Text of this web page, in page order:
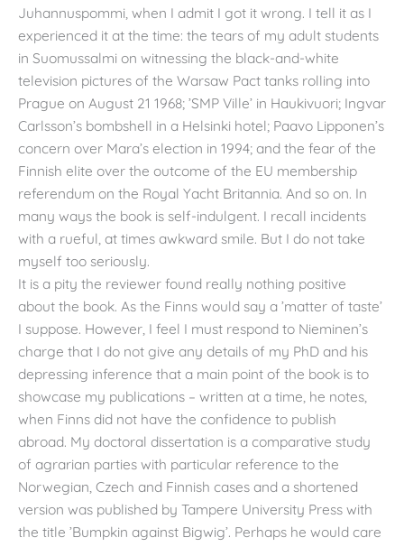
Juhannuspommi, when I admit I got it wrong. I tell it as I
experienced it at the time: the tears of my adult students
in Suomussalmi on witnessing the black-and-white
television pictures of the Warsaw Pact tanks rolling into
Prague on August 21 1968; ’SMP Ville’ in Haukivuori; Ingvar
Carlsson’s bombshell in a Helsinki hotel; Paavo Lipponen’s
concern over Mara’s election in 1994; and the fear of the
Finnish elite over the outcome of the EU membership
referendum on the Royal Yacht Britannia. And so on. In
many ways the book is self-indulgent. I recall incidents
with a rueful, at times awkward smile. But I do not take
myself too seriously.
It is a pity the reviewer found really nothing positive
about the book. As the Finns would say a ’matter of taste’
I suppose. However, I feel I must respond to Nieminen’s
charge that I do not give any details of my PhD and his
depressing inference that a main point of the book is to
showcase my publications – written at a time, he notes,
when Finns did not have the confidence to publish
abroad. My doctoral dissertation is a comparative study
of agrarian parties with particular reference to the
Norwegian, Czech and Finnish cases and a shortened
version was published by Tampere University Press with
the title ’Bumpkin against Bigwig’. Perhaps he would care